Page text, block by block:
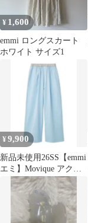
¥ 1,600
emmi ロングスカート
ホワイト サイズ1
¥9,900
新品未使用26SS【emmi
エミ】Movique アクテ
ィブイージーパンツ